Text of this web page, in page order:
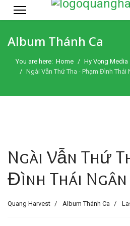
Album Thánh Ca
You are here: Home Hy Vọng Media
Ngài Vẫn Thứ Tha - Phạm Đình Thái
Ngài Vẫn Thứ
Đình Thái
Quang Harvest Album Thánh Ca